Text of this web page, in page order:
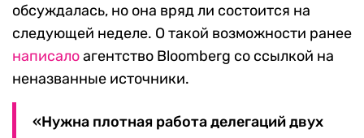
обсуждалась, но она вряд ли состоится на
следующей неделе. О такой возможности ранее
написалоагентство Bloomberg со ссылкой на
неназванные источники.
«Нужна плотная работа делегаций двух